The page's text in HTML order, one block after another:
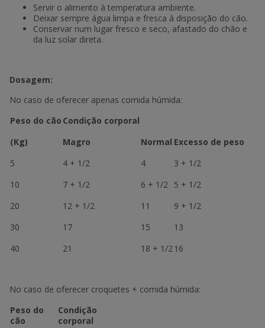
Servir o alimento à temperatura ambiente.
Deixar sempre água limpa e fresca à disposição do cão.
Conservar num lugar fresco e seco, afastado do chão e
da luz solar direta.
Dosagem:
No caso de oferecer apenas comida húmida:
Peso do cão Condição corporal
(Kg)
Magro Normal Excesso de peso
5
4 + 1/2 4
3 + 1/2
10
7 + 1/2 6 + 1/2
5 + 1/2
20
12 + 1/2 11
9 + 1/2
30
17 15
13
40
21 18 + 1/2 16
No caso de oferecer croquetes + comida húmida:
Peso do
cão
Condição
corporal